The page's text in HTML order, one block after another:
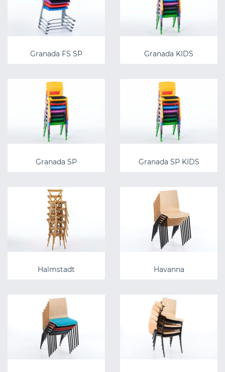
Granada FS SP Granada KIDS
Granada SP Granada SP KIDS
Halmstadt Havanna